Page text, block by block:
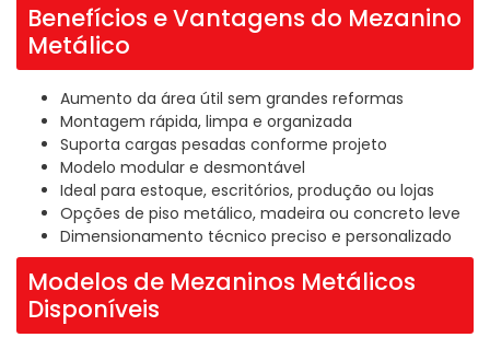
Benefícios e Vantagens do Mezanino
Metálico
Aumento da área útil sem grandes reformas
Montagem rápida, limpa e organizada
Suporta cargas pesadas conforme projeto
Modelo modular e desmontável
Ideal para estoque, escritórios, produção ou lojas
Opções de piso metálico, madeira ou concreto leve
Dimensionamento técnico preciso e personalizado
Modelos de Mezaninos Metálicos
Disponíveis